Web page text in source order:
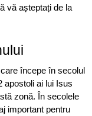
vă așteptați de la
începe în secolul
apostoli ai lui Isus
zonă. În secolele
important pentru